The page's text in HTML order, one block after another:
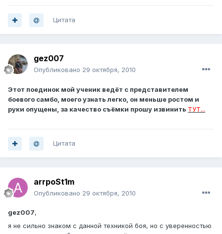
Цитата
gez007
Опубликовано 29 октября, 2010
Этот поединок мой ученик ведёт с представителем
боевого самбо, моего узнать легко, он меньше ростом и
руки опущены, за качество съёмки прошу извинить ТУТ...
Цитата
arrpoSt1m
Опубликовано 29 октября, 2010
gez007,
я не сильно знаком с данной техникой боя, но с уверенностью